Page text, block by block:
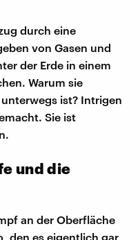
durch eine
von Gasen und
der Erde in einem
Warum sie
ist? Intrigen
Sie ist
und die
an der Oberfläche
den es eigentlich gar